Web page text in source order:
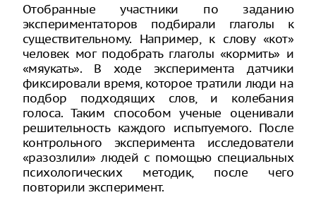
Отобранные участники по заданию
экспериментаторов подбирали глаголы к
существительному. Например, к слову «кот»
человек мог подобрать глаголы «кормить» и
«мяукать». В ходе эксперимента датчики
фиксировали время, которое тратили люди на
подбор подходящих слов, и колебания
голоса. Таким способом ученые оценивали
решительность каждого испытуемого. После
контрольного эксперимента исследователи
«разозлили» людей с помощью специальных
психологических методик, после чего
повторили эксперимент.